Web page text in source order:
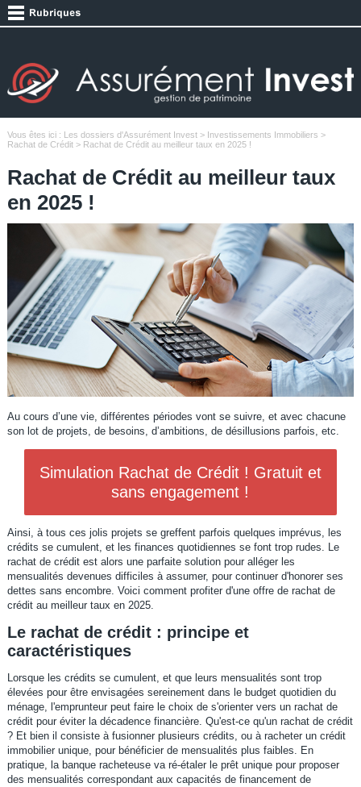
Vous êtes ici : Les dossiers d'Assurément Invest> Investissements Immobiliers >
Rachat de Crédit> Rachat de Crédit au meilleur taux en 2025 !
Rachat de Crédit au meilleur taux
en 2025 !
Au cours d’une vie, différentes périodes vont se suivre, et avec chacune
son lot de projets, de besoins, d’ambitions, de désillusions parfois, etc.
Simulation Rachat de Crédit ! Gratuit et
sans engagement !
Ainsi, à tous ces jolis projets se greffent parfois quelques imprévus, les
crédits se cumulent, et les finances quotidiennes se font trop rudes. Le
rachat de crédit est alors une parfaite solution pour alléger les
mensualités devenues difficiles à assumer, pour continuer d'honorer ses
dettes sans encombre. Voici comment profiter d'une offre de rachat de
crédit au meilleur taux en 2025.
Le rachat de crédit : principe et
caractéristiques
Lorsque les crédits se cumulent, et que leurs mensualités sont trop
élevées pour être envisagées sereinement dans le budget quotidien du
ménage, l'emprunteur peut faire le choix de s'orienter vers un rachat de
crédit pour éviter la décadence financière. Qu'est-ce qu'un rachat de crédit
? Et bien il consiste à fusionner plusieurs crédits, ou à racheter un crédit
immobilier unique, pour bénéficier de mensualités plus faibles. En
pratique, la banque racheteuse va ré-étaler le prêt unique pour proposer
des mensualités correspondant aux capacités de financement de